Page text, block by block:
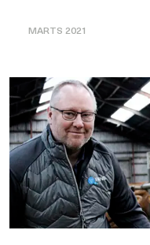
MARTS 2021
skræddersyet
til
kvægbruget